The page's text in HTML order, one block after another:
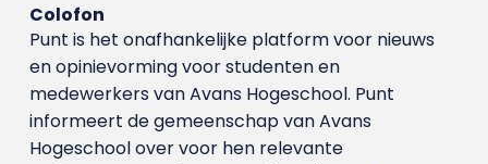
Colofon
Punt is het onafhankelijke platform voor nieuws
en opinievorming voor studenten en
medewerkers van Avans Hoge­school. Punt
informeert de gemeenschap van Avans
Hogeschool over voor hen relevante